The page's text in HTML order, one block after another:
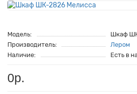
Модель:
Шкаф
Производитель:
Лером
Наличие:
Есть в
0р.